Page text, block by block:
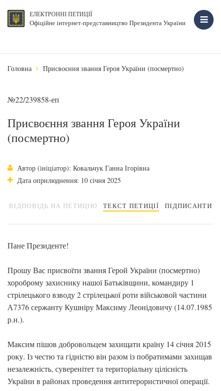
ЕЛЕКТРОННІ ПЕТИЦІЇ
Офіційне інтернет-представництво Президента України
Головна Присвоєння звання Героя України (посмертно)
№22/239858-еп
Присвоєння звання Героя України
(посмертно)
Автор (ініціатор): Ковальчук Ганна Ігорівна
Дата оприлюднення: 10 січня 2025
ВІДПОВІДЬ НА ПЕТИЦІЮ ТЕКСТ ПЕТИЦІЇ ПІДПИСАНТИ
Пане Президенте!
Прошу Вас присвоїти звання Герой України (посмертно)
хороброму захиснику нашої Батьківщини, командиру 1
стрілецького взводу 2 стрілецької роти військовой частини
А7376 сержанту Кушніру Максиму Леонідовичу (14.07.1985
р.н.).
Максим пішов добровольцем захищати країну 14 січня 2015
року. Із честю та гідністю він разом із побратимами захищав
незалежність, суверенітет та територіальну цілісність
України в районах проведення антитерористичної операції.